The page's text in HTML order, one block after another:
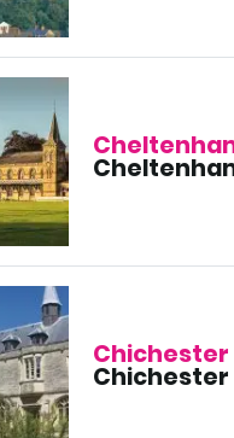
Chichester